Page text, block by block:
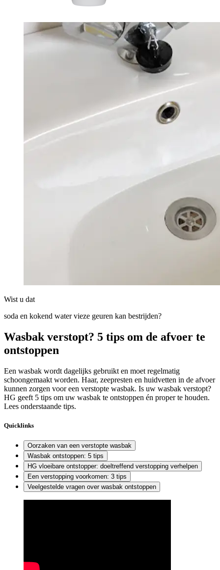
Wist u dat
soda en kokend water vieze geuren kan bestrijden?
Wasbak verstopt? 5 tips om de afvoer te
ontstoppen
Een wasbak wordt dagelijks gebruikt en moet regelmatig
schoongemaakt worden. Haar, zeepresten en huidvetten in de afvoer
kunnen zorgen voor een verstopte wasbak. Is uw wasbak verstopt?
HG geeft 5 tips om uw wasbak te ontstoppen én proper te houden.
Lees onderstaande tips.
Quicklinks
Oorzaken van een verstopte wasbak
Wasbak ontstoppen: 5 tips
HG vloeibare ontstopper: doeltreffend verstopping verhelpen
Een verstopping voorkomen: 3 tips
Veelgestelde vragen over wasbak ontstoppen